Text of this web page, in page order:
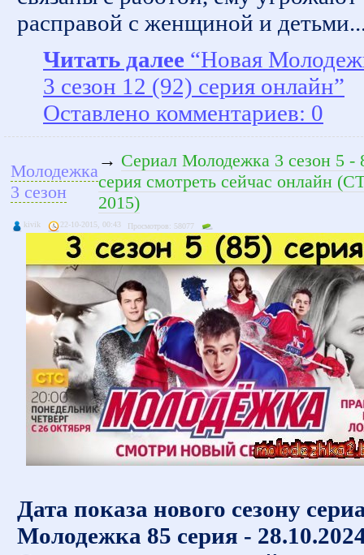
расправой с женщиной и
Читать далее “Новая
3 сезон 12 (92) серия онлайн”
Оставлено комментариев: 0
Молодежка
3 сезон
→ Сериал Молодежка 3 сезон 5 -
серия смотреть сейчас онлайн
2015)
kivik 22-10-2015, 00:43 Просмотров: 58077
Дата показа нового сезону
Молодежка 85 серия -